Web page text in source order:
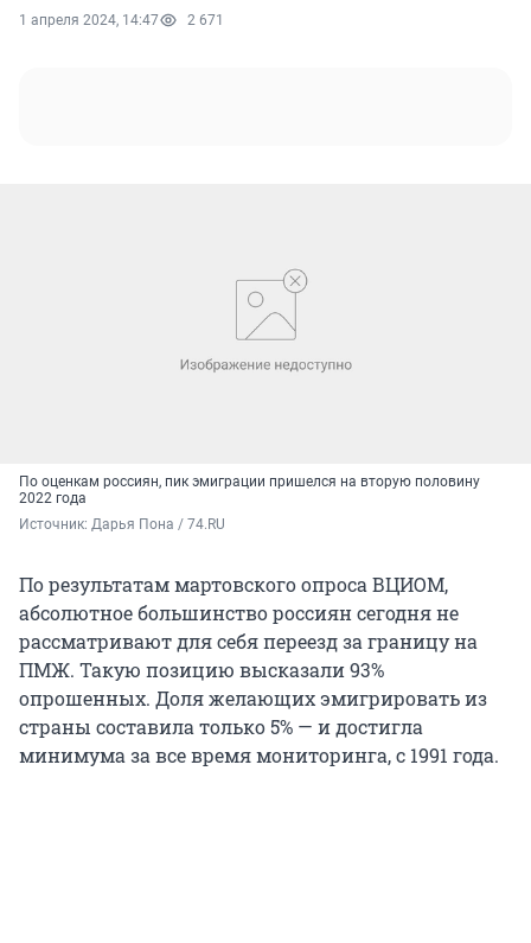
1 апреля 2024, 14:47 2 671
По оценкам россиян, пик эмиграции пришелся на вторую половину
2022 года
Источник: Дарья Пона / 74.RU
По результатам мартовского опроса ВЦИОМ,
абсолютное большинство россиян сегодня не
рассматривают для себя переезд за границу на
ПМЖ. Такую позицию высказали 93%
опрошенных. Доля желающих эмигрировать из
страны составила только 5% — и достигла
минимума за все время мониторинга, с 1991 года.